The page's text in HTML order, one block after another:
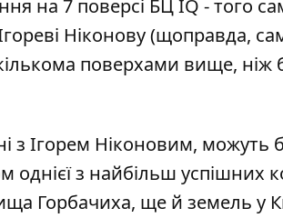
на 7 поверсі БЦ IQ - того
Ніконову (щоправда,
поверхами вище, ніж
з Ігорем Ніконовим, можуть
з найбільш успішних
Горбачиха, ще й земель у